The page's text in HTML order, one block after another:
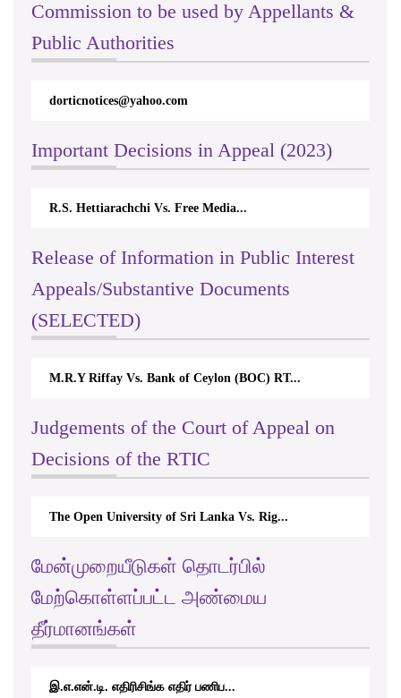
Commission to be used by Appellants &
Public Authorities
dorticnotices@yahoo.com
Important Decisions in Appeal (2023)
R.S. Hettiarachchi Vs. Free Media...
Release of Information in Public Interest
Appeals/Substantive Documents
(SELECTED)
M.R.Y Riffay Vs. Bank of Ceylon (BOC) RT...
Judgements of the Court of Appeal on
Decisions of the RTIC
The Open University of Sri Lanka Vs. Rig...
மேன்முறையீடுகள் தொடர்பில்
மேற்கொள்ளப்பட்ட அண்மைய
தீர்மானங்கள்
இ.எ.என்.டி. எதிரிசிங்க எதிர் பணிப...